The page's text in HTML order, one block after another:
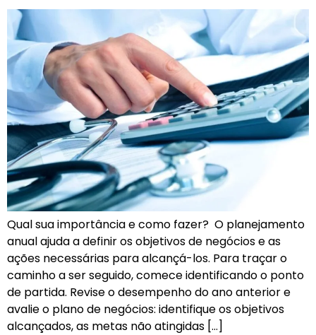
Qual sua importância e como fazer? O planejamento
anual ajuda a definir os objetivos de negócios e as
ações necessárias para alcançá-los. Para traçar o
caminho a ser seguido, comece identificando o ponto
de partida. Revise o desempenho do ano anterior e
avalie o plano de negócios: identifique os objetivos
alcançados, as metas não atingidas […]